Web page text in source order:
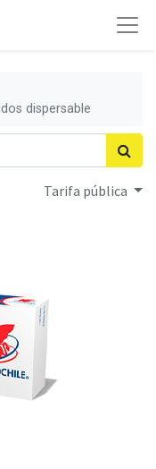
dispersable
Tarifa pública